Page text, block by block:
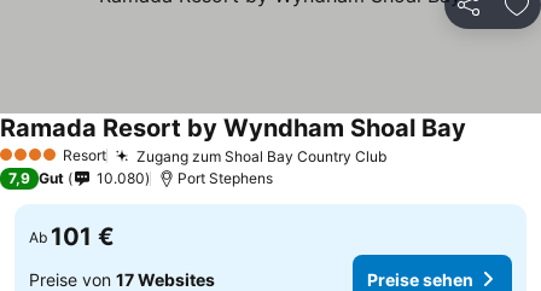
Teilen
4 Sterne Resort Zugang zum Shoal Bay Country Club
Ramada Resort by Wyndham Shoal Bay
7,9 Gut 10.080 Port Stephens
Ab 101 €
Preise von 17 Websites Preise sehen